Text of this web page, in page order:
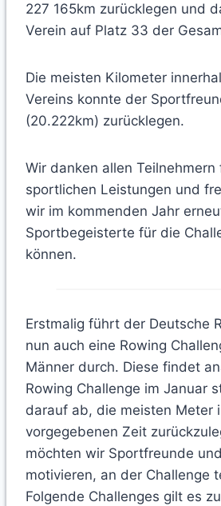
227 165km zurücklegen und
Verein auf Platz 33 der
Die meisten Kilometer
Vereins konnte der
(20.222km) zurücklegen.
Wir danken allen Teilnehmern
sportlichen Leistungen und
wir im kommenden Jahr
Sportbegeisterte für die
können.
Erstmalig führt der Deutsche
nun auch eine Rowing
Männer durch. Diese findet
Rowing Challenge im Januar
darauf ab, die meisten Meter
vorgegebenen Zeit
möchten wir Sportfreunde
motivieren, an der Challenge
Folgende Challenges gilt es